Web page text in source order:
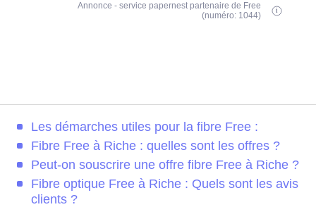
Annonce - service papernest partenaire de Free
(numéro: 1044)
Les démarches utiles pour la fibre Free :
Fibre Free à Riche : quelles sont les offres ?
Peut-on souscrire une offre fibre Free à Riche ?
Fibre optique Free à Riche : Quels sont les avis
clients ?